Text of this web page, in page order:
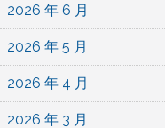
2026 年 6 月
2026 年 5 月
2026 年 4 月
2026 年 3 月